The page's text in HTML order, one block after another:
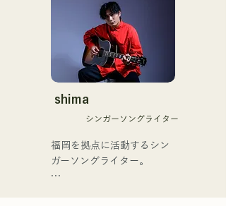
した、ノボせもんなべの応
援歌「ゴールデンブザー」
や、アメリカ留学時代の心
友とコライトした本格的カ
ントリーソング「Life Goes
それらの楽曲を揃えた自身
初のフルアルバム「ONE
2025.12.31にリリースし、
iTunesカントリーアルバム
ユニット
コロナ禍に入り、音楽で山
口県を盛り上げたいという
思いからユニットを始動。
当初は動画配信サイトでの
活動のみだったが、2020年
12月より、山口県の地元イ
地元音楽イベントやライブ
ハウスを中心にパフォーマ
ンスをしている。
shima
シンガーソングライター
福岡を拠点に活動するシン
ガーソングライター。